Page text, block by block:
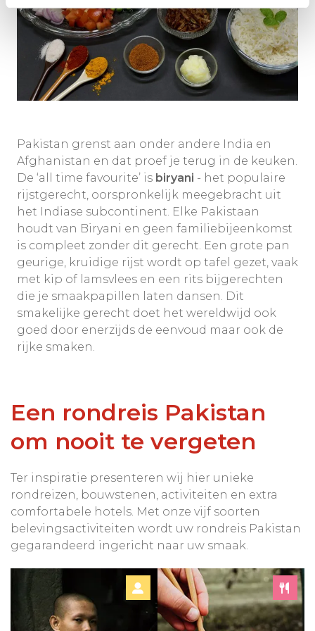
Pakistan grenst aan onder andere India en
Afghanistan en dat proef je terug in de keuken.
De ‘all time favourite’ is biryani - het populaire
rijstgerecht, oorspronkelijk meegebracht uit
het Indiase subcontinent. Elke Pakistaan
houdt van Biryani en geen familiebijeenkomst
is compleet zonder dit gerecht. Een grote pan
geurige, kruidige rijst wordt op tafel gezet, vaak
met kip of lamsvlees en een rits bijgerechten
die je smaakpapillen laten dansen. Dit
smakelijke gerecht doet het wereldwijd ook
goed door enerzijds de eenvoud maar ook de
rijke smaken.
Een rondreis Pakistan
om nooit te vergeten
Ter inspiratie presenteren wij hier unieke
rondreizen, bouwstenen, activiteiten en extra
comfortabele hotels. Met onze vijf soorten
belevingsactiviteiten wordt uw rondreis Pakistan
gegarandeerd ingericht naar uw smaak.